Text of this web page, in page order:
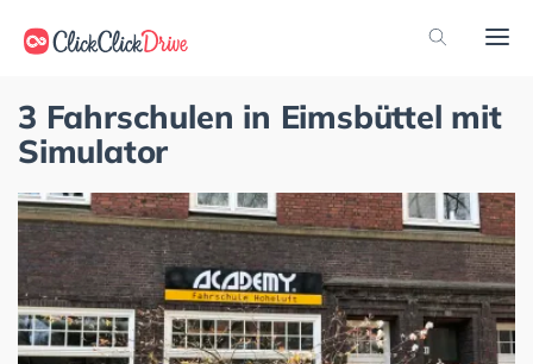
3 Fahrschulen in Eimsbüttel mit
Simulator